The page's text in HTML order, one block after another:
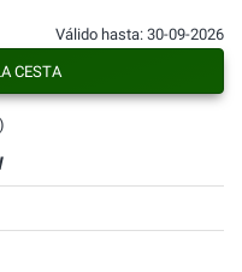
)
Válido hasta: 30-09-2026
CESTA